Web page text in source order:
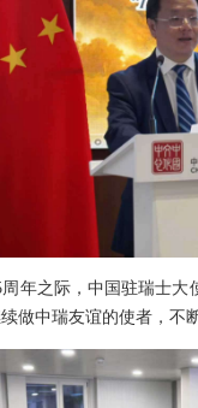
年之际，中国驻瑞士
做中瑞友谊的使者，不